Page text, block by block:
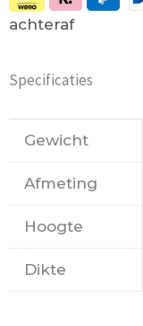
achteraf
Specificaties
Gewicht
Afmeting
Hoogte
Dikte